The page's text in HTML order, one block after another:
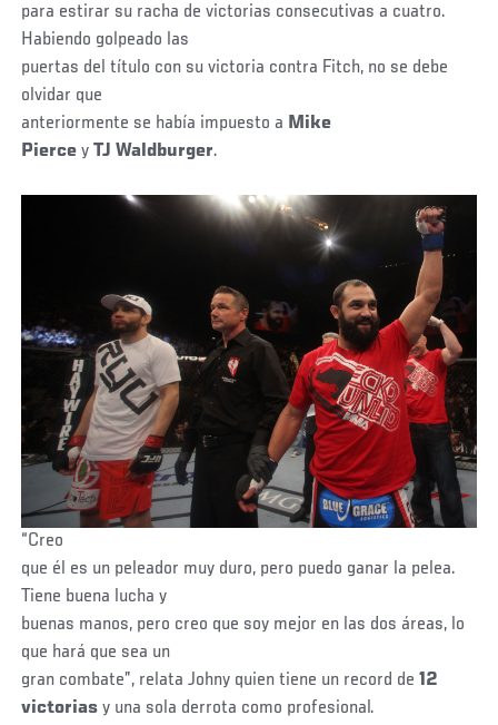
para estirar su racha de victorias consecutivas a cuatro.
Habiendo golpeado las
puertas del título con su victoria contra Fitch, no se debe
olvidar que
anteriormente se había impuesto a Mike
Pierce yTJ Waldburger.
“Creo
que él es un peleador muy duro, pero puedo ganar la pelea.
Tiene buena lucha y
buenas manos, pero creo que soy mejor en las dos áreas, lo
que hará que sea un
gran combate”, relata Johny quien tiene un record de12
victorias y una sola derrota como profesional.